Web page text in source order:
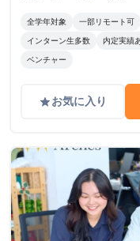
全学年対象 一部リモート可
インターン生多数 内定実績
ベンチャー
gradeお気に入り